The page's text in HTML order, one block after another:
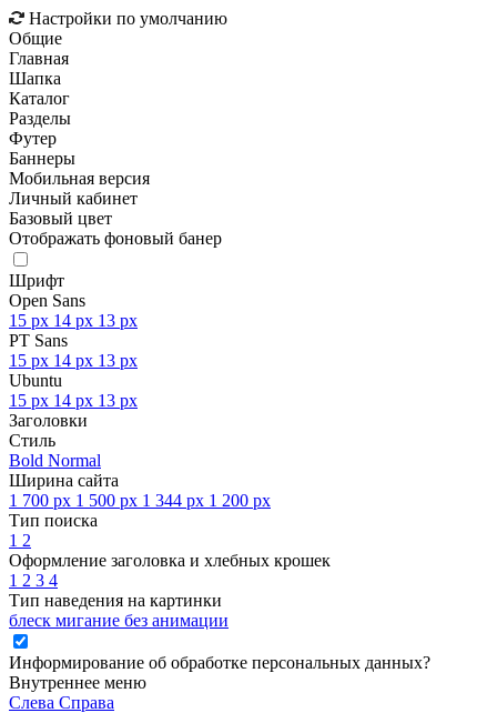
Настройки по умолчанию
Общие
Главная
Шапка
Каталог
Разделы
Футер
Баннеры
Мобильная версия
Личный кабинет
Базовый цвет
Отображать фоновый банер
Шрифт
Open Sans
15 px 14 px 13 px
PT Sans
15 px 14 px 13 px
Ubuntu
15 px 14 px 13 px
Заголовки
Стиль
Bold Normal
Ширина сайта
1 700 px 1 500 px 1 344 px 1 200 px
Тип поиска
1 2
Оформление заголовка и хлебных крошек
1 2 3 4
Тип наведения на картинки
блеск мигание без анимации
Информирование об обработке персональных данных?
Внутреннее меню
Слева Справа